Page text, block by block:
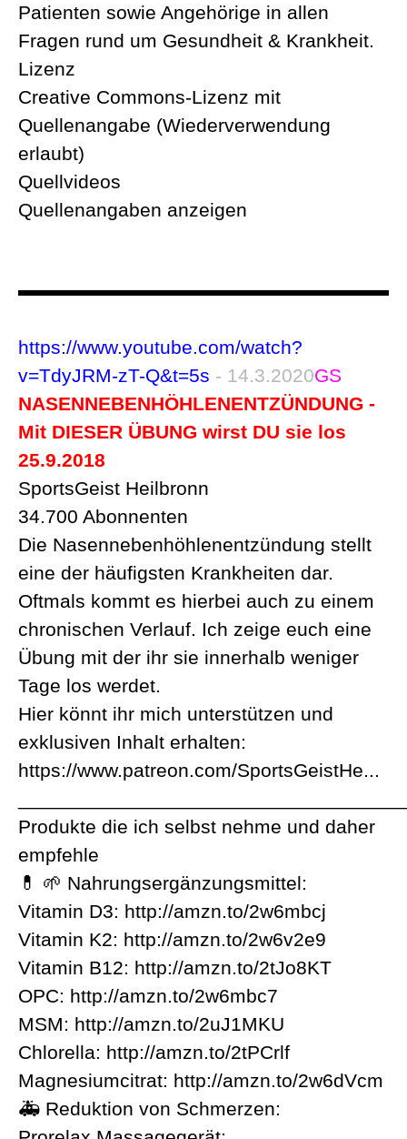
Patienten sowie Angehörige in allen
Fragen rund um Gesundheit & Krankheit.
Lizenz
Creative Commons-Lizenz mit
Quellenangabe (Wiederverwendung
erlaubt)
Quellvideos
Quellenangaben anzeigen
https://www.youtube.com/watch?
v=TdyJRM-zT-Q&t=5s - 14.3.2020GS
NASENNEBENHÖHLENENTZÜNDUNG -
Mit DIESER ÜBUNG wirst DU sie los
25.9.2018
SportsGeist Heilbronn
34.700 Abonnenten
Die Nasennebenhöhlenentzündung stellt
eine der häufigsten Krankheiten dar.
Oftmals kommt es hierbei auch zu einem
chronischen Verlauf. Ich zeige euch eine
Übung mit der ihr sie innerhalb weniger
Tage los werdet.
Hier könnt ihr mich unterstützen und
exklusiven Inhalt erhalten:
https://www.patreon.com/SportsGeistHe...
Produkte die ich selbst nehme und daher
empfehle
💊 🌱 Nahrungsergänzungsmittel:
Vitamin D3: http://amzn.to/2w6mbcj
Vitamin K2: http://amzn.to/2w6v2e9
Vitamin B12: http://amzn.to/2tJo8KT
OPC: http://amzn.to/2w6mbc7
MSM: http://amzn.to/2uJ1MKU
Chlorella: http://amzn.to/2tPCrlf
Magnesiumcitrat: http://amzn.to/2w6dVcm
🚑 Reduktion von Schmerzen: